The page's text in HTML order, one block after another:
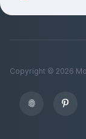
Copyright © 2026